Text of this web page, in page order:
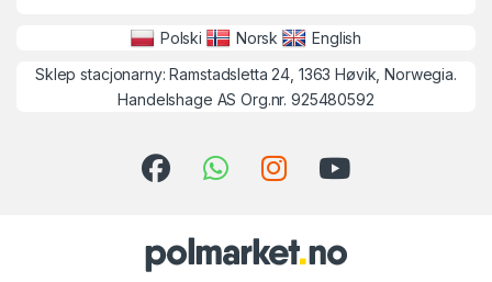
Polski Norsk
English
Sklep stacjonarny: Ramstadsletta 24, 1363 Høvik, Norwegia.
Handelshage AS Org.nr. 925480592